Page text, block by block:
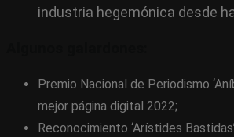
industria hegemónica desde
Premio Nacional de Periodismo
mejor página digital 2022;
Reconocimiento ‘Arístides